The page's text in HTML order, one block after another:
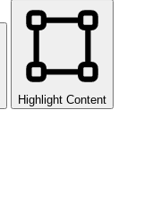
Highlight Content